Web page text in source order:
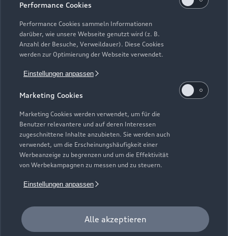
Performance Cookies
Performance Cookies sammeln Informationen
darüber, wie unsere Webseite genutzt wird (z. B.
Anzahl der Besuche, Verweildauer). Diese Cookies
werden zur Optimierung der Webseite verwendet.
Einstellungen anpassen
Marketing Cookies
Marketing Cookies werden verwendet, um für die
Benutzer relevantere und auf deren Interessen
zugeschnittene Inhalte anzubieten. Sie werden auch
verwendet, um die Erscheinungshäufigkeit einer
Werbeanzeige zu begrenzen und um die Effektivität
von Werbekampagnen zu messen und zu steuern.
Einstellungen anpassen
Alle akzeptieren
Elektromodelle
Plug-in-Hybride
Neuwagensuche
Gebrauchtwagensuche
Geschäftskunden
Service & Zubehör
Saisonale Angebote
Audi Services
Garantie
Audi digital services
myAudi
Support
Audi Code
Häufige Fragen (FAQ)
Audi Online Beratung
Online-Terminvereinbarung
Servicekontakt
Bordbuch & Bedienungsanleitungen
Über Audi
Unternehmen
Karriere
Investor Relations
Audi erleben
© 2026 AUDI AG. Alle Rechte vorbehalten
Impressum Rechtliches
Cookie-Richtlinie
Digital Services Act
EU Data Act